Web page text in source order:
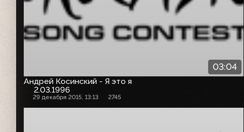
03:04
Андрей Косинский - Я это я
2.03.1996
29 декабря 2015, 13:13 2745